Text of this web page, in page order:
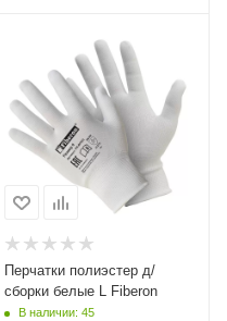
Перчатки полиэстер д/
сборки белые L Fiberon
В наличии: 45